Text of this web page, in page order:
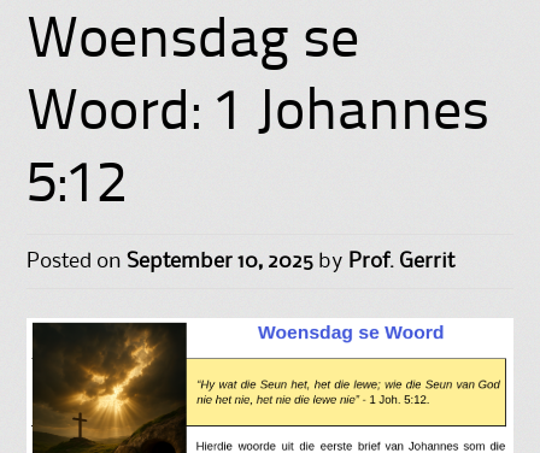
Woensdag se
Woord: 1 Johannes
5:12
Posted onSeptember 10, 2025 by Prof. Gerrit